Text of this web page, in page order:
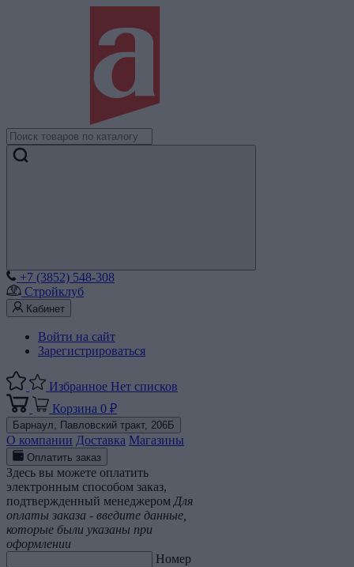
+7 (3852) 548-308
Стройклуб
Кабинет
Войти на сайт
Зарегистрироваться
Избранное Нет списков
Корзина 0 ₽
Барнаул, Павловский тракт, 206Б
О компании Доставка Магазины
Оплатить заказ
Здесь вы можете оплатить
электронным способом заказ,
подтвержденный менеджером Для
оплаты заказа - введите данные,
которые были указаны при
оформлении
Номер